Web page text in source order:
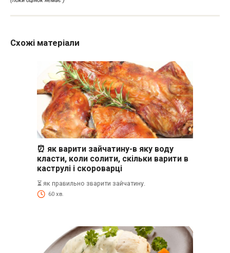
Схожі матеріали
⏰ як варити зайчатину-в яку воду
класти, коли солити, скільки варити в
каструлі і скороварці
⏳ як правильно зварити зайчатину.
60 хв.